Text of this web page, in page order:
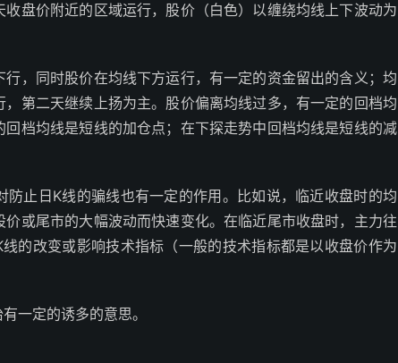
盘价附近的区域运行，股价（白色）以缠绕均线上下波动为
，同时股价在均线下方运行，有一定的资金留出的含义；均
第二天继续上扬为主。股价偏离均线过多，有一定的回档均
档均线是短线的加仓点；在下探走势中回档均线是短线的减
止日K线的骗线也有一定的作用。比如说，临近收盘时的均
或尾市的大幅波动而快速变化。在临近尾市收盘时，主力往
的改变或影响技术指标（一般的技术指标都是以收盘价作为
一定的诱多的意思。